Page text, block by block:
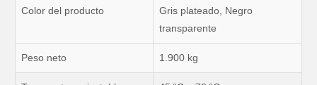
Color del producto
Gris plateado, Negro
transparente
Peso neto 1.900 kg